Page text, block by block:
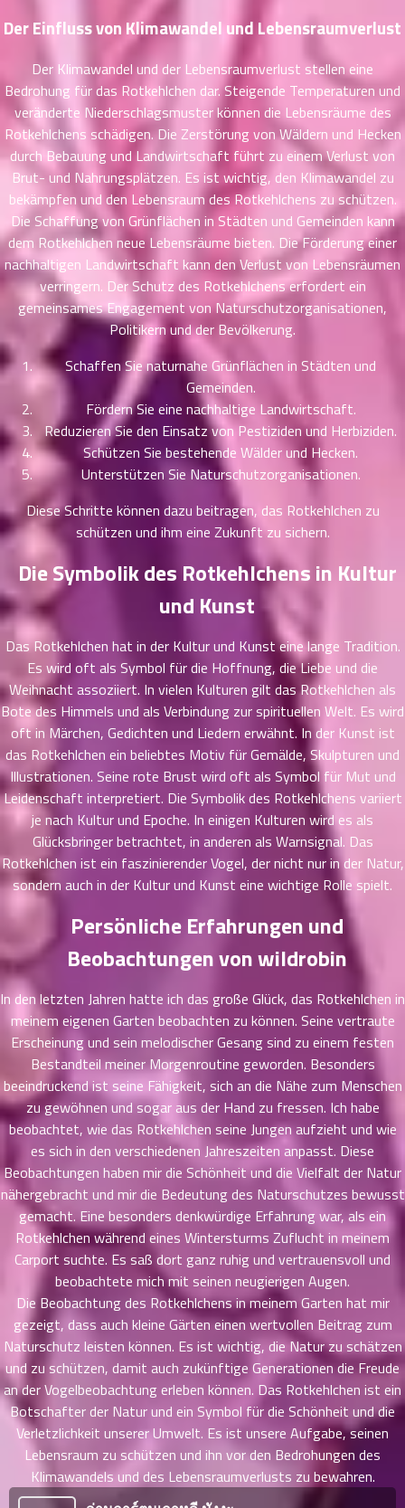
Der Einfluss von Klimawandel und Lebensraumverlust
Der Klimawandel und der Lebensraumverlust stellen eine
Bedrohung für das Rotkehlchen dar. Steigende Temperaturen und
veränderte Niederschlagsmuster können die Lebensräume des
Rotkehlchens schädigen. Die Zerstörung von Wäldern und Hecken
durch Bebauung und Landwirtschaft führt zu einem Verlust von
Brut- und Nahrungsplätzen. Es ist wichtig, den Klimawandel zu
bekämpfen und den Lebensraum des Rotkehlchens zu schützen.
Die Schaffung von Grünflächen in Städten und Gemeinden kann
dem Rotkehlchen neue Lebensräume bieten. Die Förderung einer
nachhaltigen Landwirtschaft kann den Verlust von Lebensräumen
verringern. Der Schutz des Rotkehlchens erfordert ein
gemeinsames Engagement von Naturschutzorganisationen,
Politikern und der Bevölkerung.
Schaffen Sie naturnahe Grünflächen in Städten und
Gemeinden.
Fördern Sie eine nachhaltige Landwirtschaft.
Reduzieren Sie den Einsatz von Pestiziden und Herbiziden.
Schützen Sie bestehende Wälder und Hecken.
Unterstützen Sie Naturschutzorganisationen.
Diese Schritte können dazu beitragen, das Rotkehlchen zu
schützen und ihm eine Zukunft zu sichern.
Die Symbolik des Rotkehlchens in Kultur
und Kunst
Das Rotkehlchen hat in der Kultur und Kunst eine lange Tradition.
Es wird oft als Symbol für die Hoffnung, die Liebe und die
Weihnacht assoziiert. In vielen Kulturen gilt das Rotkehlchen als
Bote des Himmels und als Verbindung zur spirituellen Welt. Es wird
oft in Märchen, Gedichten und Liedern erwähnt. In der Kunst ist
das Rotkehlchen ein beliebtes Motiv für Gemälde, Skulpturen und
Illustrationen. Seine rote Brust wird oft als Symbol für Mut und
Leidenschaft interpretiert. Die Symbolik des Rotkehlchens variiert
je nach Kultur und Epoche. In einigen Kulturen wird es als
Glücksbringer betrachtet, in anderen als Warnsignal. Das
Rotkehlchen ist ein faszinierender Vogel, der nicht nur in der Natur,
sondern auch in der Kultur und Kunst eine wichtige Rolle spielt.
Persönliche Erfahrungen und
Beobachtungen von wildrobin
In den letzten Jahren hatte ich das große Glück, das Rotkehlchen in
meinem eigenen Garten beobachten zu können. Seine vertraute
Erscheinung und sein melodischer Gesang sind zu einem festen
Bestandteil meiner Morgenroutine geworden. Besonders
beeindruckend ist seine Fähigkeit, sich an die Nähe zum Menschen
zu gewöhnen und sogar aus der Hand zu fressen. Ich habe
beobachtet, wie das Rotkehlchen seine Jungen aufzieht und wie
es sich in den verschiedenen Jahreszeiten anpasst. Diese
Beobachtungen haben mir die Schönheit und die Vielfalt der Natur
nähergebracht und mir die Bedeutung des Naturschutzes bewusst
gemacht. Eine besonders denkwürdige Erfahrung war, als ein
Rotkehlchen während eines Wintersturms Zuflucht in meinem
Carport suchte. Es saß dort ganz ruhig und vertrauensvoll und
beobachtete mich mit seinen neugierigen Augen.
Die Beobachtung des Rotkehlchens in meinem Garten hat mir
gezeigt, dass auch kleine Gärten einen wertvollen Beitrag zum
Naturschutz leisten können. Es ist wichtig, die Natur zu schätzen
und zu schützen, damit auch zukünftige Generationen die Freude
an der Vogelbeobachtung erleben können. Das Rotkehlchen ist ein
Botschafter der Natur und ein Symbol für die Schönheit und die
Verletzlichkeit unserer Umwelt. Es ist unsere Aufgabe, seinen
Lebensraum zu schützen und ihn vor den Bedrohungen des
Klimawandels und des Lebensraumverlusts zu bewahren.
ที่
ตอน
ที่
ธ์
49
ตอน
ที่
ธ์
50
ตอน
ที่
ม
51
ที่
น
ตอน
ที่
น
53
ตอน
ที่
น
ตอน
ที่
น
55
ตอน
น
56
ตอน
ที่
น
57
ตอน
ที่
58
ตอน
น
ตอน
ที่
น
60
ตอน
น
61
ตอน
ที่
62
ตอน
ที่
63
ตอน
ที่
64
ตอน
ที่
น
65
ตอน
66